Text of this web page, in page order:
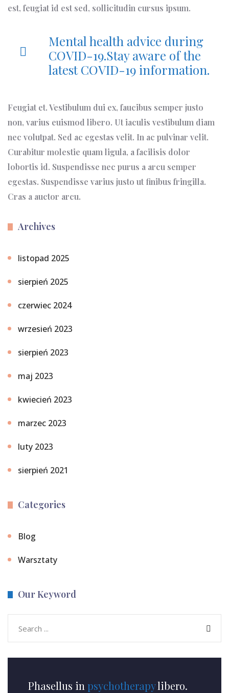
est, feugiat id est sed, sollicitudin cursus ipsum.
Mental health advice during
COVID-19.Stay aware of the
latest COVID-19 information.
Feugiat et. Vestibulum dui ex, faucibus semper justo
non, varius euismod libero. Ut iaculis vestibulum diam
nec volutpat. Sed ac egestas velit. In ac pulvinar velit.
Curabitur molestie quam ligula, a facilisis dolor
lobortis id. Suspendisse nec purus a arcu semper
egestas. Suspendisse varius justo ut finibus fringilla.
Cras a auctor arcu.
Archives
listopad 2025
sierpień 2025
czerwiec 2024
wrzesień 2023
sierpień 2023
maj 2023
kwiecień 2023
marzec 2023
luty 2023
sierpień 2021
Categories
Blog
Warsztaty
Our Keyword
Phasellus in psychotherapylibero.